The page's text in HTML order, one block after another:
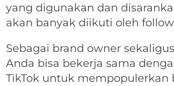
yang digunakan dan
akan banyak diikuti oleh
Sebagai brand owner
Anda bisa bekerja sama
TikTok untuk mempopulerkan